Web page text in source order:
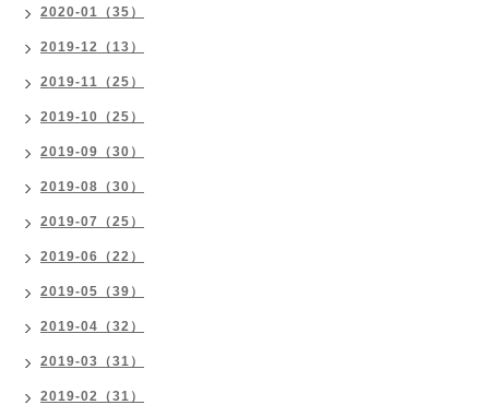
2020-01（35）
2019-12（13）
2019-11（25）
2019-10（25）
2019-09（30）
2019-08（30）
2019-07（25）
2019-06（22）
2019-05（39）
2019-04（32）
2019-03（31）
2019-02（31）